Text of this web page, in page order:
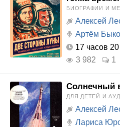
БИОГРАФИИ И
Алексей
Артём
17 часов
3 982
1
Солнечный
ДЛЯ ДЕТЕЙ И
Алексей
Лариса